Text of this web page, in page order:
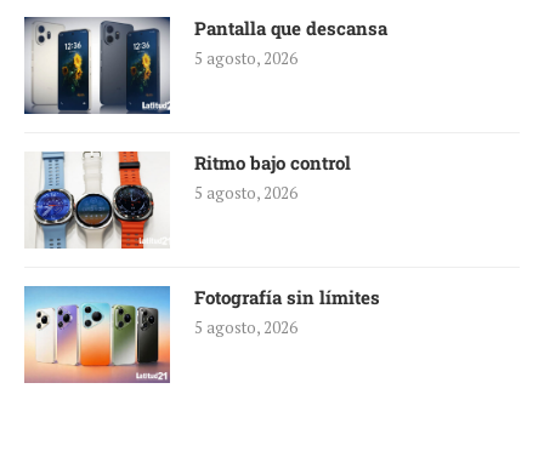
Pantalla que descansa
5 agosto, 2026
Ritmo bajo control
5 agosto, 2026
Fotografía sin límites
5 agosto, 2026